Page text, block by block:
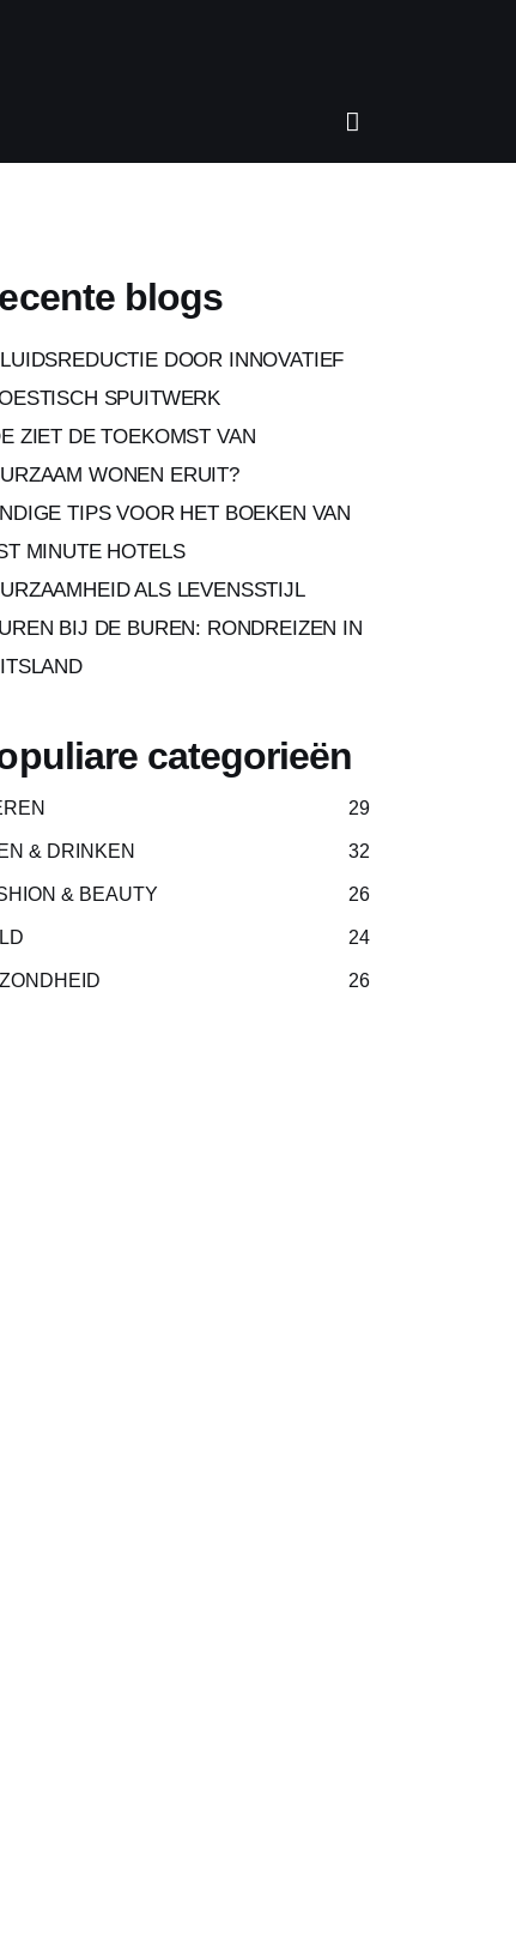
blogs
DOOR INNOVATIEF
SPUITWERK
ZIET DE TOEKOMST VAN
WONEN ERUIT?
TIPS VOOR HET BOEKEN VAN
MINUTE HOTELS
ALS LEVENSSTIJL
BIJ DE BUREN: RONDREIZEN IN
categorieën
29
& DRINKEN 32
& BEAUTY 26
24
26